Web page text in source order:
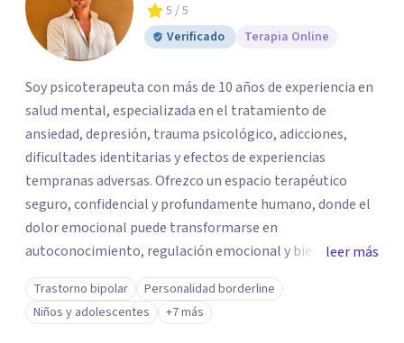
5 / 5
Verificado
Terapia Online
Soy psicoterapeuta con más de 10 años de experiencia en
salud mental, especializada en el tratamiento de
ansiedad, depresión, trauma psicológico, adicciones,
dificultades identitarias y efectos de experiencias
tempranas adversas. Ofrezco un espacio terapéutico
seguro, confidencial y profundamente humano, donde el
dolor emocional puede transformarse en
autoconocimiento, regulación emocional y bienestar.
Trabajo desde un enfoque integrativo que combina
psicoanálisis, terapia somática y de trauma, psicología
corporal, Mentalization Based Therapy (MBT),
leer más
Trastorno bipolar
Personalidad borderline
Niños y adolescentes
+7 más